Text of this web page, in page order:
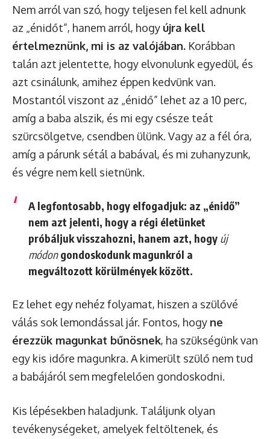
Nem arról van szó, hogy teljesen fel kell adnunk
az „énidőt”, hanem arról, hogy újra kell
értelmeznünk, mi is az valójában. Korábban
talán azt jelentette, hogy elvonulunk egyedül, és
azt csinálunk, amihez éppen kedvünk van.
Mostantól viszont az „énidő” lehet az a 10 perc,
amíg a baba alszik, és mi egy csésze teát
szürcsölgetve, csendben ülünk. Vagy az a fél óra,
amíg a párunk sétál a babával, és mi zuhanyzunk,
és végre nem kell sietnünk.
A legfontosabb, hogy elfogadjuk: az „énidő”
nem azt jelenti, hogy a régi életünket
próbáljuk visszahozni, hanem azt, hogy új
módongondoskodunk magunkról a
megváltozott körülmények között.
Ez lehet egy nehéz folyamat, hiszen a szülővé
válás sok lemondással jár. Fontos, hogy ne
érezzük magunkat bűnösnek, ha szükségünk van
egy kis időre magunkra. A kimerült szülő nem tud
a babájáról sem megfelelően gondoskodni.
Kis lépésekben haladjunk. Találjunk olyan
tevékenységeket, amelyek feltöltenek, és